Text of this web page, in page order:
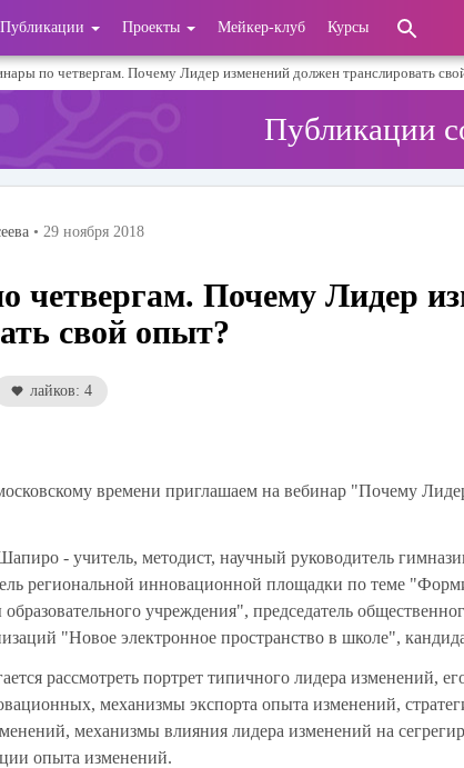
Публикации Проекты Мейкер-клуб Курсы
по четвергам. Почему Лидер изменений должен транслировать
Публикации
• 29 ноября 2018
четвергам. Почему Лидер
свой опыт?
лайков: 4
времениприглашаем на вебинар "Почему
- учитель, методист, научный руководитель
региональной инновационной площадки по теме
учреждения", председатель
"Новое электронное пространство в школе",
рассмотреть портрет типичного лидера изменений,
механизмы экспорта опыта изменений,
механизмы влияния лидера изменений на
опыта изменений.